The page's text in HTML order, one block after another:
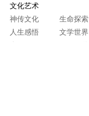
文化艺术
神传文化
生命探索
人生感悟
文学世界